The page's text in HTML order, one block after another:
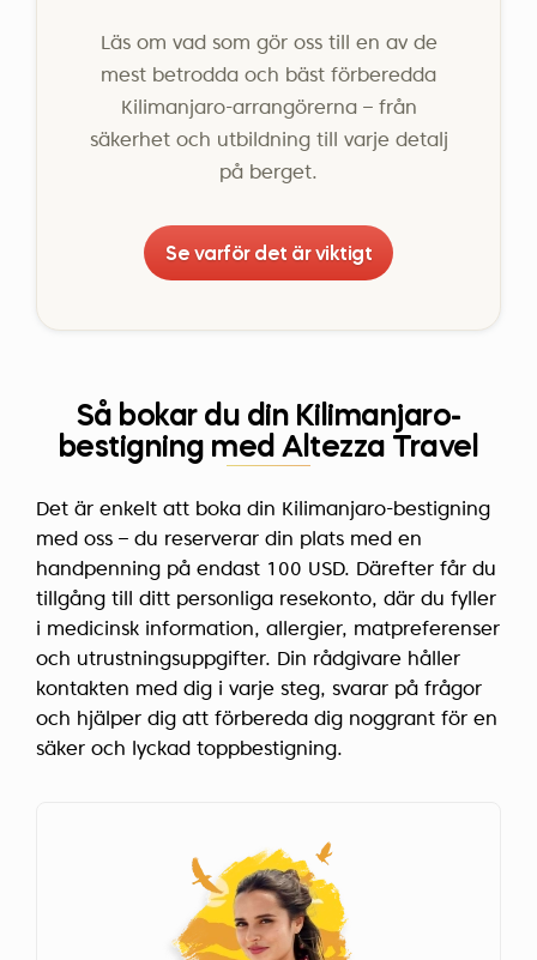
Läs om vad som gör oss till en av de
mest betrodda och bäst förberedda
Kilimanjaro-arrangörerna – från
säkerhet och utbildning till varje detalj
på berget.
Se varför det är viktigt
Så bokar du din Kilimanjaro-
bestigning med Altezza Travel
Det är enkelt att boka din Kilimanjaro-bestigning
med oss – du reserverar din plats med en
handpenning på endast 100 USD. Därefter får du
tillgång till ditt personliga resekonto, där du fyller
i medicinsk information, allergier, matpreferenser
och utrustningsuppgifter. Din rådgivare håller
kontakten med dig i varje steg, svarar på frågor
och hjälper dig att förbereda dig noggrant för en
säker och lyckad toppbestigning.